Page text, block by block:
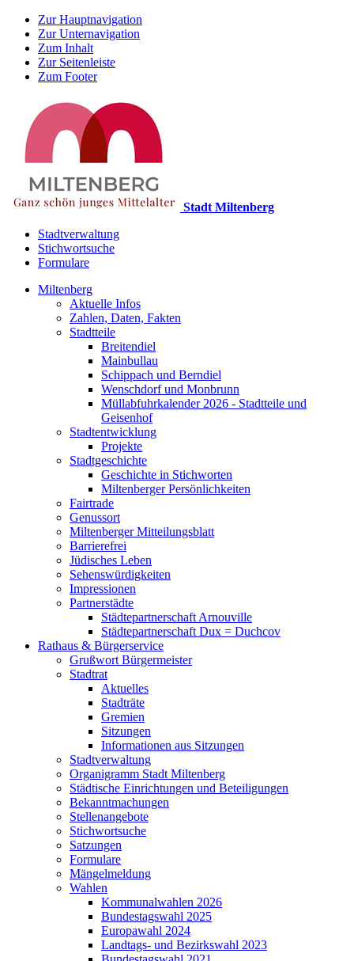
Zur Hauptnavigation
Zur Unternavigation
Zum Inhalt
Zur Seitenleiste
Zum Footer
Stadt Miltenberg
Stadtverwaltung
Stichwortsuche
Formulare
Miltenberg
Aktuelle Infos
Zahlen, Daten, Fakten
Stadtteile
Breitendiel
Mainbullau
Schippach und Berndiel
Wenschdorf und Monbrunn
Müllabfuhrkalender 2026 - Stadtteile und
Geisenhof
Stadtentwicklung
Projekte
Stadtgeschichte
Geschichte in Stichworten
Miltenberger Persönlichkeiten
Fairtrade
Genussort
Miltenberger Mitteilungsblatt
Barrierefrei
Jüdisches Leben
Sehenswürdigkeiten
Impressionen
Partnerstädte
Städtepartnerschaft Arnouville
Städtepartnerschaft Dux = Duchcov
Rathaus & Bürgerservice
Grußwort Bürgermeister
Stadtrat
Aktuelles
Stadträte
Gremien
Sitzungen
Informationen aus Sitzungen
Stadtverwaltung
Organigramm Stadt Miltenberg
Städtische Einrichtungen und Beteiligungen
Bekanntmachungen
Stellenangebote
Stichwortsuche
Satzungen
Formulare
Mängelmeldung
Wahlen
Kommunalwahlen 2026
Bundestagswahl 2025
Europawahl 2024
Landtags- und Bezirkswahl 2023